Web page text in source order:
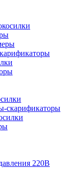
скарификаторы
220В